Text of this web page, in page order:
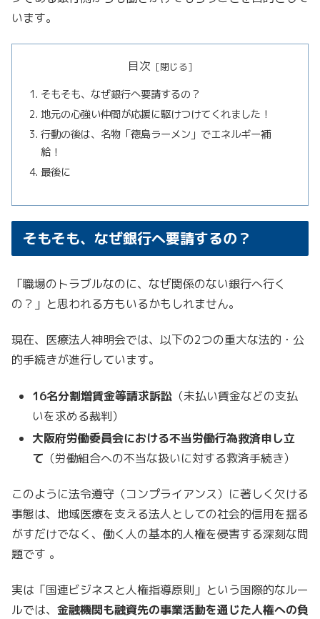
います。
目次
そもそも、なぜ銀行へ要請するの？
地元の心強い仲間が応援に駆けつけてくれました！
行動の後は、名物「徳島ラーメン」でエネルギー補
給！
最後に
そもそも、なぜ銀行へ要請するの？
「職場のトラブルなのに、なぜ関係のない銀行へ行く
の？」と思われる方もいるかもしれません。
現在、医療法人神明会では、以下の2つの重大な法的・公
的手続きが進行しています。
16名分割増賃金等請求訴訟 （未払い賃金などの支払
いを求める裁判）
大阪府労働委員会における不当労働行為救済申し立
て （労働組合への不当な扱いに対する救済手続き）
このように法令遵守（コンプライアンス）に著しく欠ける
事態は、地域医療を支える法人としての社会的信用を揺る
がすだけでなく、働く人の基本的人権を侵害する深刻な問
題です 。
実は「国連ビジネスと人権指導原則」という国際的なルー
ルでは、 金融機関も融資先の事業活動を通じた人権への負